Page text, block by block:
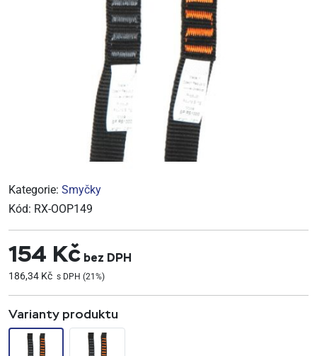
Kategorie: Smyčky
Kód: RX-OOP149
154 Kč bez DPH
186,34 Kč s DPH (21%)
Varianty produktu